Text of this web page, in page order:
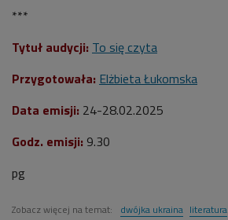
***
Tytuł audycji: To się czyta
Przygotowała: Elżbieta Łukomska
Data emisji: 24-28.02.2025
Godz. emisji: 9.30
pg
Zobacz więcej na temat: dwójka ukraina literatura